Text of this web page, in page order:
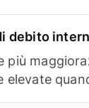
debito
più
elevate